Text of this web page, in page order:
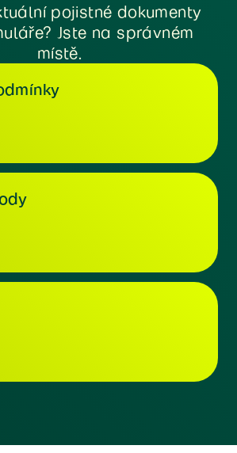
pojistné dokumenty
Jste na správném
místě.